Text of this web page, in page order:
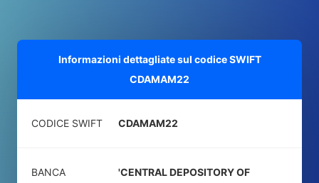
Informazioni dettagliate sul codice SWIFT
CDAMAM22
CODICE SWIFT CDAMAM22
BANCA
'CENTRAL DEPOSITORY OF